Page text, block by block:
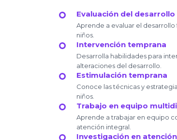
Evaluación del
Aprende a evaluar el
niños.
Intervención temprana
Desarrolla habilidades para
alteraciones del desarrollo.
Estimulación temprana
Conoce las técnicas y
niños.
Trabajo en equipo
Aprende a trabajar en equipo
atención integral.
Investigación en